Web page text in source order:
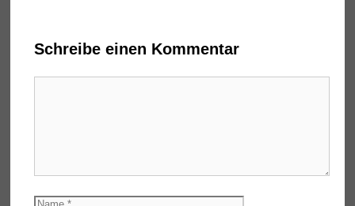
Schreibe einen Kommentar
Name